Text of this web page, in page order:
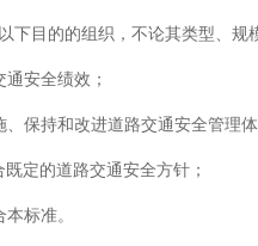
目的的组织，不论其类型、规
安全绩效；
保持和改进道路交通安全管理体
定的道路交通安全方针；
标准。